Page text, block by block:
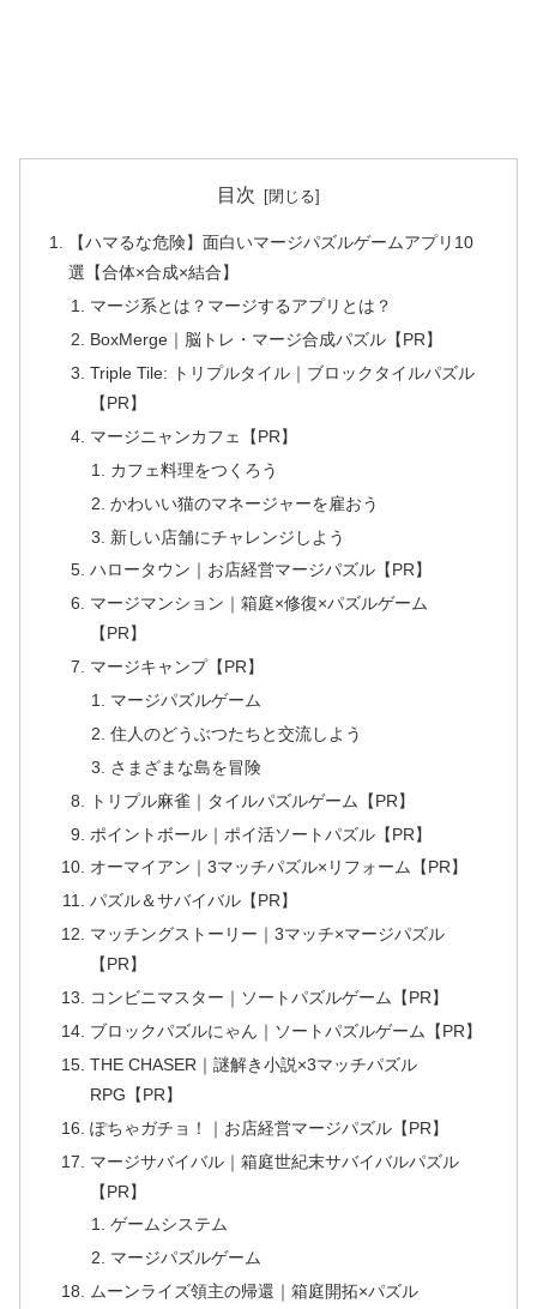
目次
【ハマるな危険】面白いマージパズルゲームアプリ10
選【合体×合成×結合】
マージ系とは？マージするアプリとは？
BoxMerge｜脳トレ・マージ合成パズル【PR】
Triple Tile: トリプルタイル｜ブロックタイルパズル
【PR】
マージニャンカフェ【PR】
カフェ料理をつくろう
かわいい猫のマネージャーを雇おう
新しい店舗にチャレンジしよう
ハロータウン｜お店経営マージパズル【PR】
マージマンション｜箱庭×修復×パズルゲーム
【PR】
マージキャンプ【PR】
マージパズルゲーム
住人のどうぶつたちと交流しよう
さまざまな島を冒険
トリプル麻雀｜タイルパズルゲーム【PR】
ポイントボール｜ポイ活ソートパズル【PR】
オーマイアン｜3マッチパズル×リフォーム【PR】
パズル＆サバイバル【PR】
マッチングストーリー｜3マッチ×マージパズル
【PR】
コンビニマスター｜ソートパズルゲーム【PR】
ブロックパズルにゃん｜ソートパズルゲーム【PR】
THE CHASER｜謎解き小説×3マッチパズル
RPG【PR】
ぽちゃガチョ！｜お店経営マージパズル【PR】
マージサバイバル｜箱庭世紀末サバイバルパズル
【PR】
ゲームシステム
マージパズルゲーム
ムーンライズ領主の帰還｜箱庭開拓×パズル